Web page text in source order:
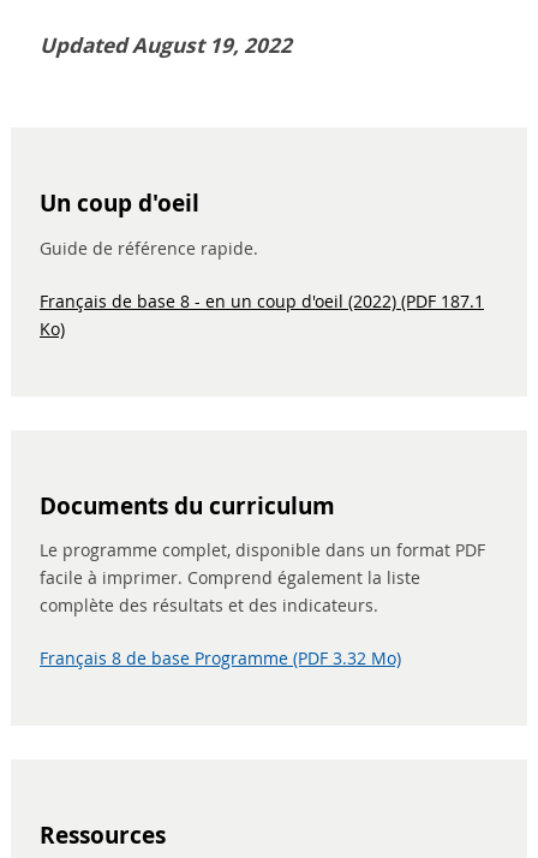
Updated August 19, 2022
Un coup d'oeil
Guide de référence rapide.
Français de base 8 - en un coup d'oeil (2022) (PDF 187.1
Ko)
Documents du curriculum
Le programme complet, disponible dans un format PDF
facile à imprimer. Comprend également la liste
complète des résultats et des indicateurs.
Français 8 de base Programme (PDF 3.32 Mo)
Ressources